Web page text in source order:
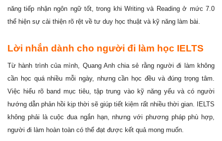
năng tiếp nhận ngôn ngữ tốt, trong khi Writing và Reading ở mức 7.0
thể hiện sự cải thiện rõ rệt về tư duy học thuật và kỹ năng làm bài.
Lời nhắn dành cho người đi làm học IELTS
Từ hành trình của mình, Quang Anh chia sẻ rằng người đi làm không
cần học quá nhiều mỗi ngày, nhưng cần học đều và đúng trọng tâm.
Việc hiểu rõ band mục tiêu, tập trung vào kỹ năng yếu và có người
hướng dẫn phản hồi kịp thời sẽ giúp tiết kiệm rất nhiều thời gian. IELTS
không phải là cuộc đua ngắn hạn, nhưng với phương pháp phù hợp,
người đi làm hoàn toàn có thể đạt được kết quả mong muốn.